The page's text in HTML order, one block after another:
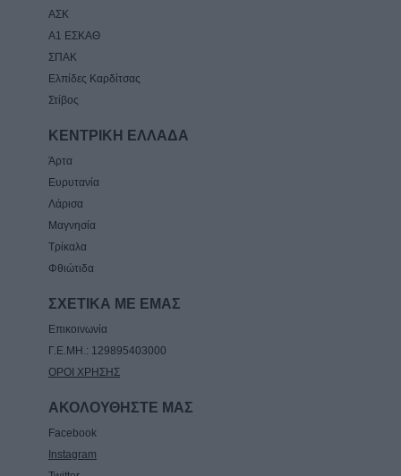
ΑΣΚ
Α1 ΕΣΚΑΘ
ΣΠΑΚ
Ελπίδες Καρδίτσας
Στίβος
ΚΕΝΤΡΙΚΗ ΕΛΛΑΔΑ
Άρτα
Ευρυτανία
Λάρισα
Μαγνησία
Τρίκαλα
Φθιώτιδα
ΣΧΕΤΙΚΑ ΜΕ ΕΜΑΣ
Επικοινωνία
Γ.Ε.ΜΗ.: 129895403000
ΟΡΟΙ ΧΡΗΣΗΣ
ΑΚΟΛΟΥΘΗΣΤΕ ΜΑΣ
Facebook
Instagram